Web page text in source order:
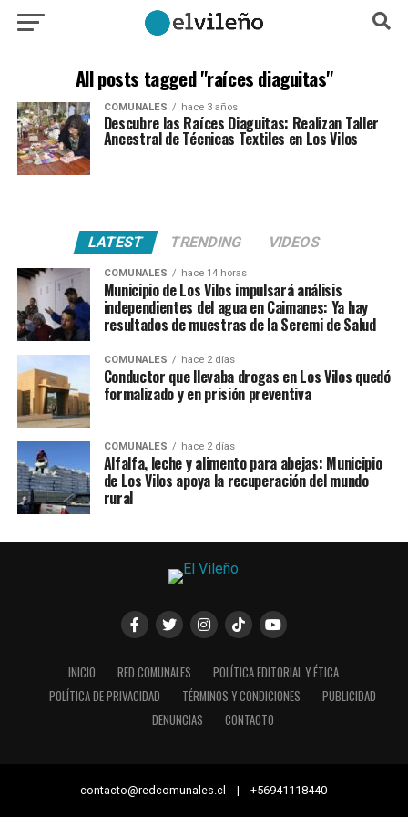
All posts tagged "raíces diaguitas"
COMUNALES hace 3 años
Descubre las Raíces Diaguitas: Realizan Taller
Ancestral de Técnicas Textiles en Los Vilos
LATEST TRENDING VIDEOS
COMUNALES hace 14 horas
Municipio de Los Vilos impulsará análisis
independientes del agua en Caimanes: Ya hay
resultados de muestras de la Seremi de Salud
COMUNALES hace 2 días
Conductor que llevaba drogas en Los Vilos quedó
formalizado y en prisión preventiva
COMUNALES hace 2 días
Alfalfa, leche y alimento para abejas: Municipio
de Los Vilos apoya la recuperación del mundo
rural
INICIO RED COMUNALES
POLÍTICA EDITORIAL Y ÉTICA
POLÍTICA DE PRIVACIDAD
TÉRMINOS Y CONDICIONES
PUBLICIDAD
DENUNCIAS
CONTACTO
contacto@redcomunales.cl | +56941118440